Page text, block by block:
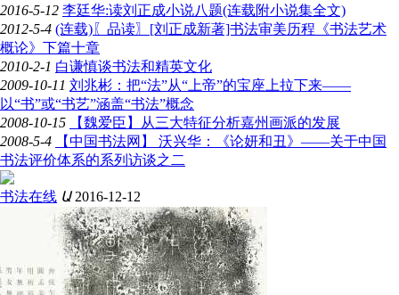
2016-5-12 李廷华:读刘正成小说八题(连载附小说集全文)
2012-5-4 (连载)〖品读〗[刘正成新著]书法审美历程《书法艺术
概论》下篇十章
2010-2-1 白谦慎谈书法和精英文化
2009-10-11 刘兆彬：把“法”从“上帝”的宝座上拉下来——
以“书”或“书艺”涵盖“书法”概念
2008-10-15
【魏爱臣】从三大特征分析嘉州画派的发展
2008-5-4
【中国书法网】 沃兴华：《论妍和丑》——关于中国
书法评价体系的系列访谈之二
书法在线 Ա 2016-12-12